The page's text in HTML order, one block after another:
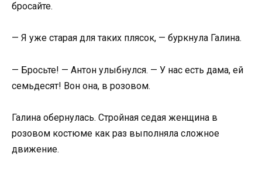
бросайте.
— Я уже старая для таких плясок, — буркнула Галина.
— Бросьте! — Антон улыбнулся. — У нас есть дама, ей
семьдесят! Вон она, в розовом.
Галина обернулась. Стройная седая женщина в
розовом костюме как раз выполняла сложное
движение.